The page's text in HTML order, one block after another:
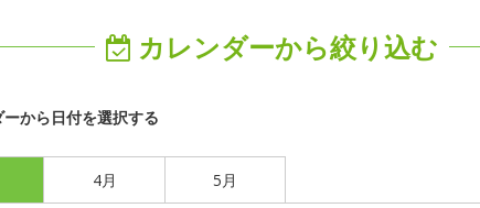
カレンダーから絞り込む
ーから日付を選択する
4月 5月